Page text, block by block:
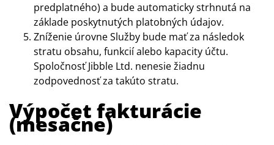
predplatného) a bude automaticky strhnutá na
základe poskytnutých platobných údajov.
Zníženie úrovne Služby bude mať za následok
stratu obsahu, funkcií alebo kapacity účtu.
Spoločnosť Jibble Ltd. nenesie žiadnu
zodpovednosť za takúto stratu.
Výpočet fakturácie
(mesačne)